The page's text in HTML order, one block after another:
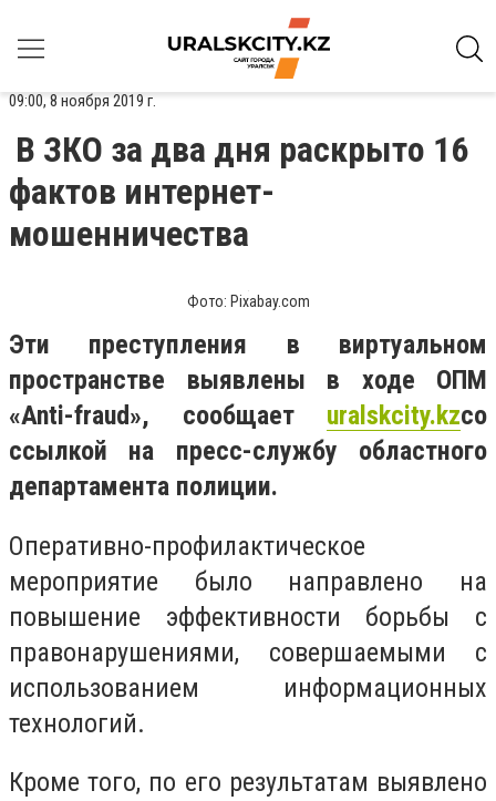
09:00, 8 ноября 2019 г.
В ЗКО за два дня раскрыто 16
фактов интернет-
мошенничества
Фото: Pixabay.com
Эти преступления в виртуальном
пространстве выявлены в ходе ОПМ
«Anti-fraud», сообщает uralskcity.kzсо
ссылкой на пресс-службу областного
департамента полиции.
Оперативно-профилактическое
мероприятие было направлено на
повышение эффективности борьбы с
правонарушениями, совершаемыми с
использованием информационных
технологий.
Кроме того, по его результатам выявлено